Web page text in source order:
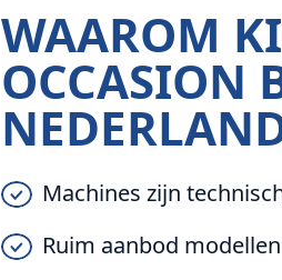
WAAROM
OCCASION
Machines zijn
Ruim aanbod